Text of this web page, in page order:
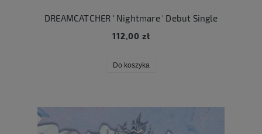
DREAMCATCHER ' Nightmare ' Debut Single
112,00 zł
Do koszyka